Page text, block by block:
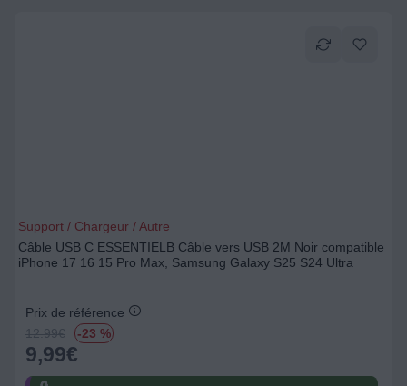
Support / Chargeur / Autre
Câble USB C ESSENTIELB Câble vers USB 2M Noir compatible
iPhone 17 16 15 Pro Max, Samsung Galaxy S25 S24 Ultra
Prix de référence
12.99€ -23 %
9,99€